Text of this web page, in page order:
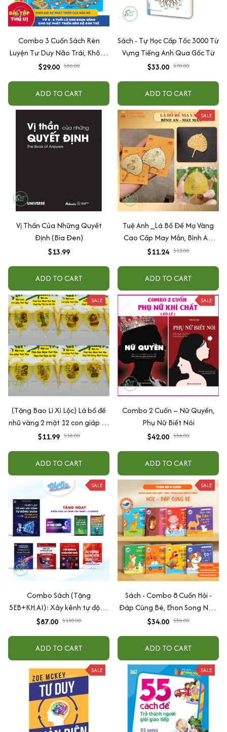
Combo 3 Cuốn Sách Rèn
Luyện Tư Duy Não Trái, Không
Não Phải - Đánh Thức Tiềm
$29.00 $50.00
ADD TO CART
Sách - Tự Học Cấp Tốc 3000 Từ
Vựng Tiếng Anh Qua Gốc Từ
$33.00 $70.00
ADD TO CART
Vị Thần Của Những Quyết
Định (Bìa Đen)
$13.99
ADD TO CART
SALE
Tuệ Anh _Lá Bồ Đề Mạ Vàng
Cao Cấp May Mắn, Bình An,
Chiêu Tài Lộc
$11.24 $12.00
ADD TO CART
SALE
(Tặng Bao Lì Xì Lộc) Lá bồ đề
nhũ vàng 2 mặt 12 con giáp và
phật bản mệnh, để ốp lưng
quang
$11.99 $18.00
ADD TO CART
SALE
Combo 2 Cuốn – Nữ Quyền,
Phụ Nữ Biết Nói
$42.00 $56.00
ADD TO CART
SALE
Combo Sách (Tặng
5EB+KH.AI): Xây kênh tự động
AI Agent + AI siêu mạnh + 3
+ Xu hướng
$87.00 $130.00
ADD TO CART
SALE
Sách - Combo 8 Cuốn Hỏi -
Đáp Cùng Bé, Ehon Song Ngữ
Việt - Anh - Dành Cho Bé Từ 0
$34.00 $56.00
ADD TO CART
SALE SALE